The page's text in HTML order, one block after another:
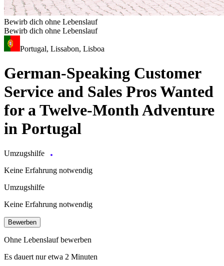
Bewirb dich ohne Lebenslauf
Bewirb dich ohne Lebenslauf
Portugal, Lissabon, Lisboa
German-Speaking Customer
Service and Sales Pros Wanted
for a Twelve-Month Adventure
in Portugal
Umzugshilfe
Keine Erfahrung notwendig
Umzugshilfe
Keine Erfahrung notwendig
Bewerben
Ohne Lebenslauf bewerben
Es dauert nur etwa 2 Minuten